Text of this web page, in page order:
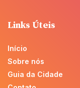
Links Úteis
Início
Sobre nós
Guia da Cidade